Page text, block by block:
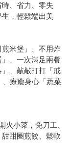
、省力、零失
，輕鬆端出美
米堡」、不用炸
、一次滿足兩餐
」、敲敲打打「戒
療癒身心「蔬菜
火小菜，免刀工、
甜圈煎餃、鬆軟